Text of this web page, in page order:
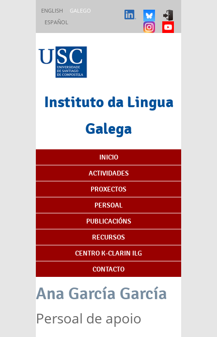
ENGLISH
GALEGO
ESPAÑOL
Instituto da Lingua
Galega
Índice de contidos
INICIO
ACTIVIDADES
PROXECTOS
PERSOAL
PUBLICACIÓNS
RECURSOS
CENTRO K-CLARIN ILG
CONTACTO
Ana García García
Persoal de apoio